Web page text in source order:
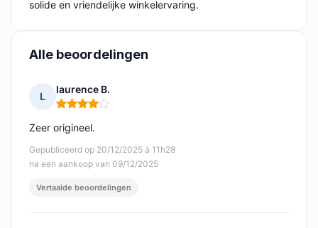
solide en vriendelijke winkelervaring.
Alle beoordelingen
L
laurence B.
Opmerking: 4 van 5
Gepubliceerd op 20/12/2025 à 11h28
na een aankoop van 09/12/2025
Zeer origineel.
Vertaalde beoordelingen